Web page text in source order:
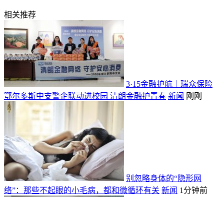
相关推荐
3·15金融护航｜瑞众保险
鄂尔多斯中支警企联动进校园 清朗金融护青春
别忽略身体的“隐形网